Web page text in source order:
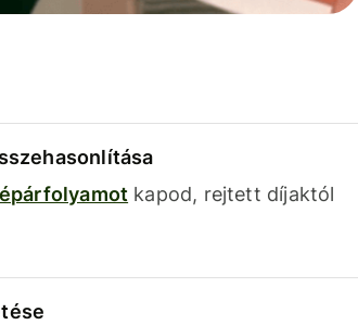
kapod, rejtett díjaktól